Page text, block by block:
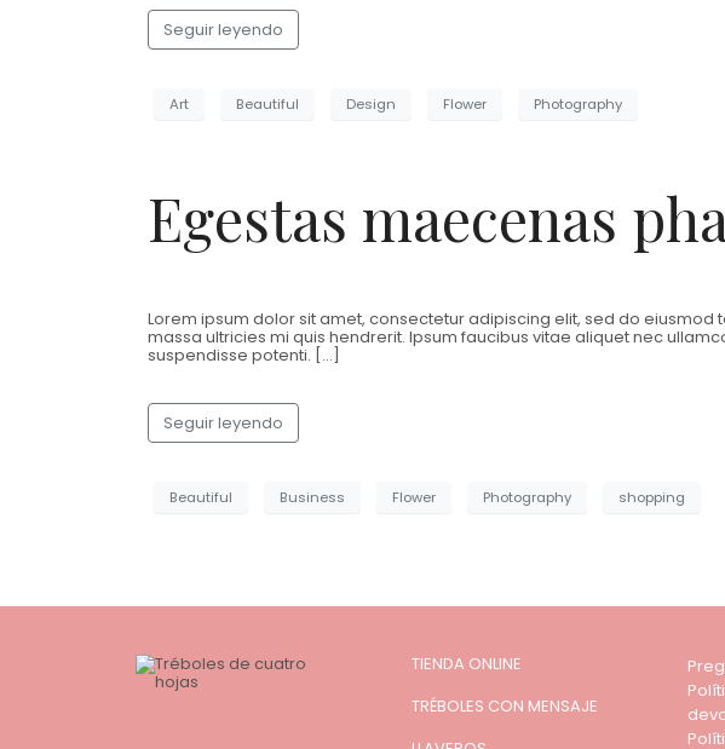
Seguir leyendo
Art Beautiful Design Flower Photography
Egestas maecenas
Lorem ipsum dolor sit amet, consectetur adipiscing elit, sed do
massa ultricies mi quis hendrerit. Ipsum faucibus vitae aliquet nec
suspendisse potenti. […]
Seguir leyendo
Beautiful Business Flower Photography shopping
TIENDA ONLINE
TRÉBOLES CON MENSAJE